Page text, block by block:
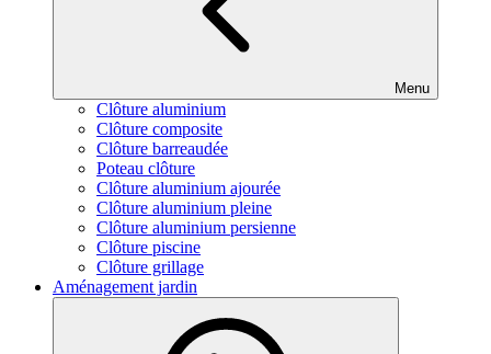
Menu
Clôture aluminium
Clôture composite
Clôture barreaudée
Poteau clôture
Clôture aluminium ajourée
Clôture aluminium pleine
Clôture aluminium persienne
Clôture piscine
Clôture grillage
Aménagement jardin